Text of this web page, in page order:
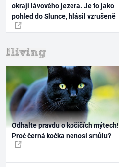
okraji lávového jezera. Je to jako
pohled do Slunce, hlásil vzrušeně
Odhalte pravdu o kočičích mýtech!
Proč černá kočka nenosí smůlu?